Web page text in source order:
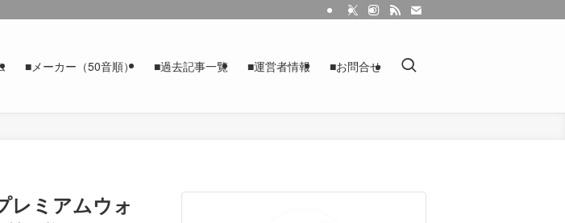
■メーカー（50音順） ■過去記事一覧 ■運営者情報 ■お問合せ
レミアムウォ